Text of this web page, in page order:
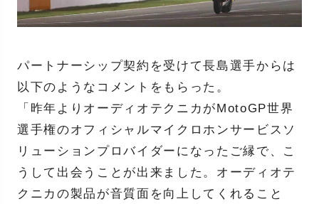
パートナーシップ契約を受けて長島選手からは
以下のようなコメントをもらった。
「昨年よりオーディオテクニカがMotoGP世界
選手権のオフィシャルマイクロホンサービスソ
リューションプロバイダーになったご縁で、こ
うして出会うことが出来ました。オーディオテ
クニカの製品が音質面を向上してくれること